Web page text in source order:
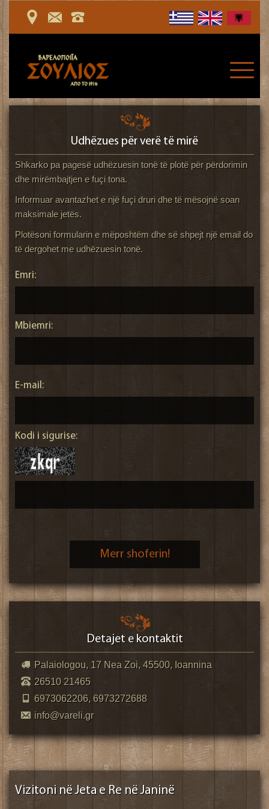
Udhëzues për verë të mirë
Shkarko pa pagesë udhëzuesin tonë të plotë për përdorimin
dhe mirëmbajtjen e fuçi tona.
Informuar avantazhet e një fuçi druri dhe të mësojnë soan
maksimale jetës.
Plotësoni formularin e mëposhtëm dhe së shpejt një email do
të dergohet me udhëzuesin tonë.
Emri:
Mbiemri:
E-mail:
Kodi i sigurise:
Merr shoferin!
Detajet e kontaktit
Palaiologou, 17 Nea Zoi, 45500, Ioannina
26510 21465
6973062206, 6973272688
info@vareli.gr
Vizitoni në Jeta e Re në Janinë